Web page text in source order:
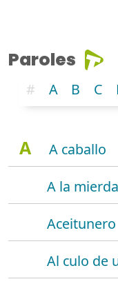
Paroles
# A B C
A
A caballo
A la
Aceitunero
Al culo de